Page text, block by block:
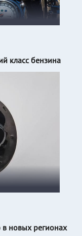
класс бензина
в новых регионах